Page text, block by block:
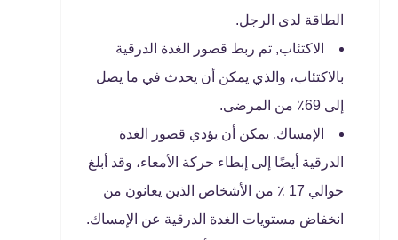
الطاقة لدى الرجل.
الاكتئاب, تم ربط قصور الغدة الدرقية
بالاكتئاب، والذي يمكن أن يحدث في ما يصل
إلى 69٪ من المرضى.
الإمساك, يمكن أن يؤدي قصور الغدة
الدرقية أيضًا إلى إبطاء حركة الأمعاء، وقد أبلغ
حوالي 17 ٪ من الأشخاص الذين يعانون من
انخفاض مستويات الغدة الدرقية عن الإمساك.